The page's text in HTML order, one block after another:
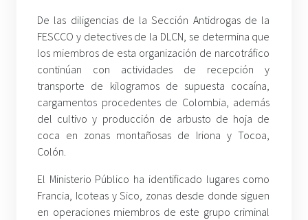
De las diligencias de la Sección Antidrogas de la
FESCCO y detectives de la DLCN, se determina que
los miembros de esta organización de narcotráfico
continúan con actividades de recepción y
transporte de kilogramos de supuesta cocaína,
cargamentos procedentes de Colombia, además
del cultivo y producción de arbusto de hoja de
coca en zonas montañosas de Iriona y Tocoa,
Colón.
El Ministerio Público ha identificado lugares como
Francia, Icoteas y Sico, zonas desde donde siguen
en operaciones miembros de este grupo criminal